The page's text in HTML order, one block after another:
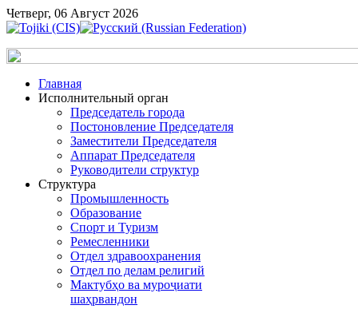
Четверг, 06 Август 2026
Главная
Исполнительный орган
Председатель города
Постоновление Председателя
Заместители Председателя
Аппарат Председателя
Руководители структур
Структура
Промышленность
Образование
Спорт и Туризм
Ремесленники
Отдел здравоохранения
Отдел по делам религий
Мактубҳо ва муроҷиати
шаҳрвандон